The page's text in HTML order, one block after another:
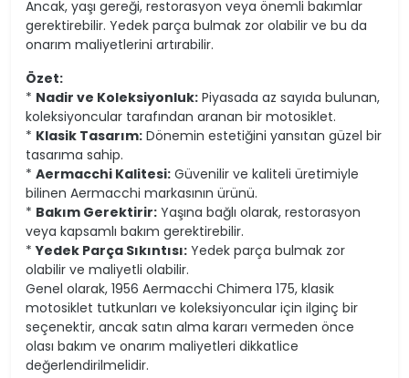
Ancak, yaşı gereği, restorasyon veya önemli bakımlar
gerektirebilir. Yedek parça bulmak zor olabilir ve bu da
onarım maliyetlerini artırabilir.
Özet:
* Nadir ve Koleksiyonluk: Piyasada az sayıda bulunan,
koleksiyoncular tarafından aranan bir motosiklet.
* Klasik Tasarım: Dönemin estetiğini yansıtan güzel bir
tasarıma sahip.
* Aermacchi Kalitesi: Güvenilir ve kaliteli üretimiyle
bilinen Aermacchi markasının ürünü.
* Bakım Gerektirir: Yaşına bağlı olarak, restorasyon
veya kapsamlı bakım gerektirebilir.
*Yedek Parça Sıkıntısı: Yedek parça bulmak zor
olabilir ve maliyetli olabilir.
Genel olarak, 1956 Aermacchi Chimera 175, klasik
motosiklet tutkunları ve koleksiyoncular için ilginç bir
seçenektir, ancak satın alma kararı vermeden önce
olası bakım ve onarım maliyetleri dikkatlice
değerlendirilmelidir.